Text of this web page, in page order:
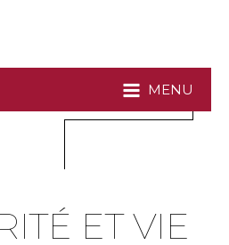
MENU
ET VIE